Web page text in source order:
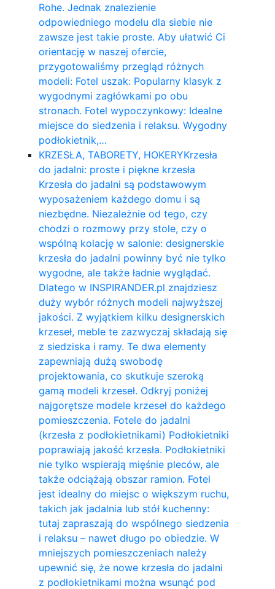
Rohe. Jednak znalezienie
odpowiedniego modelu dla siebie nie
zawsze jest takie proste. Aby ułatwić Ci
orientację w naszej ofercie,
przygotowaliśmy przegląd różnych
modeli: Fotel uszak: Popularny klasyk z
wygodnymi zagłówkami po obu
stronach. Fotel wypoczynkowy: Idealne
miejsce do siedzenia i relaksu. Wygodny
podłokietnik,…
KRZESŁA, TABORETY, HOKERYKrzesła
do jadalni: proste i piękne krzesła
Krzesła do jadalni są podstawowym
wyposażeniem każdego domu i są
niezbędne. Niezależnie od tego, czy
chodzi o rozmowy przy stole, czy o
wspólną kolację w salonie: designerskie
krzesła do jadalni powinny być nie tylko
wygodne, ale także ładnie wyglądać.
Dlatego w INSPIRANDER.pl znajdziesz
duży wybór różnych modeli najwyższej
jakości. Z wyjątkiem kilku designerskich
krzeseł, meble te zazwyczaj składają się
z siedziska i ramy. Te dwa elementy
zapewniają dużą swobodę
projektowania, co skutkuje szeroką
gamą modeli krzeseł. Odkryj poniżej
najgorętsze modele krzeseł do każdego
pomieszczenia. Fotele do jadalni
(krzesła z podłokietnikami) Podłokietniki
poprawiają jakość krzesła. Podłokietniki
nie tylko wspierają mięśnie pleców, ale
także odciążają obszar ramion. ​Fotel
jest idealny do miejsc o większym ruchu,
takich jak jadalnia lub stół kuchenny:
tutaj zapraszają do wspólnego siedzenia
i relaksu – nawet długo po obiedzie. W
mniejszych pomieszczeniach należy
upewnić się, że nowe krzesła do jadalni
z podłokietnikami można wsunąć pod